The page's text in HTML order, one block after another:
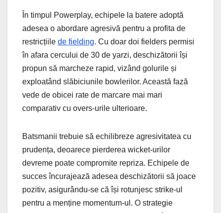
În timpul Powerplay, echipele la batere adoptă
adesea o abordare agresivă pentru a profita de
restricțiile de fielding. Cu doar doi fielders permisi
în afara cercului de 30 de yarzi, deschizătorii își
propun să marcheze rapid, vizând golurile și
exploatând slăbiciunile bowlerilor. Această fază
vede de obicei rate de marcare mai mari
comparativ cu overs-urile ulterioare.
Batsmanii trebuie să echilibreze agresivitatea cu
prudența, deoarece pierderea wicket-urilor
devreme poate compromite repriza. Echipele de
succes încurajează adesea deschizătorii să joace
pozitiv, asigurându-se că își rotunjesc strike-ul
pentru a menține momentum-ul. O strategie